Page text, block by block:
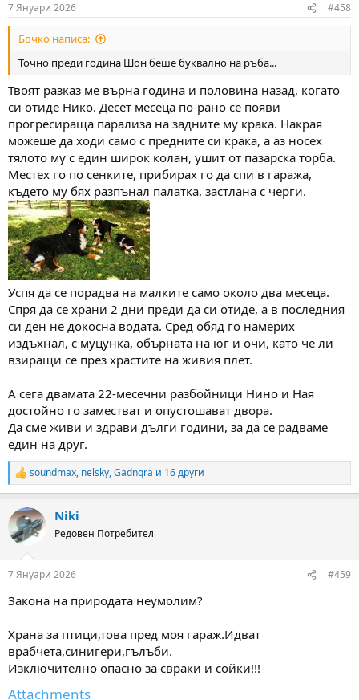
s
:
7 Януари 2026 #458
Бочко написа:
Точно преди година Шон беше буквално на ръба...
Твоят разказ ме върна година и половина назад, когато
си отиде Нико. Десет месеца по-рано се появи
прогресираща парализа на задните му крака. Накрая
можеше да ходи само с предните си крака, а аз носех
тялото му с един широк колан, ушит от пазарска торба.
Местех го по сенките, прибирах го да спи в гаража,
където му бях разпънал палатка, застлана с черги.
Успя да се порадва на малките само около два месеца.
Спря да се храни 2 дни преди да си отиде, а в последния
си ден не докосна водата. Сред обяд го намерих
издъхнал, с муцунка, обърната на юг и очи, като че ли
взиращи се през храстите на живия плет.
А сега двамата 22-месечни разбойници Нино и Ная
достойно го заместват и опустошават двора.
Да сме живи и здрави дълги години, за да се радваме
един на друг.
R
e
c
t
i
s
soundmax, nelsky,Gadnqra и 16 други
Niki
Редовен Потребител
7 Януари 2026 #459
Закона на природата неумолим?
Храна за птици,това пред моя гараж.Идват
врабчета,синигери,гълъби.
Изключително опасно за свраки и сойки!!!
Attachments